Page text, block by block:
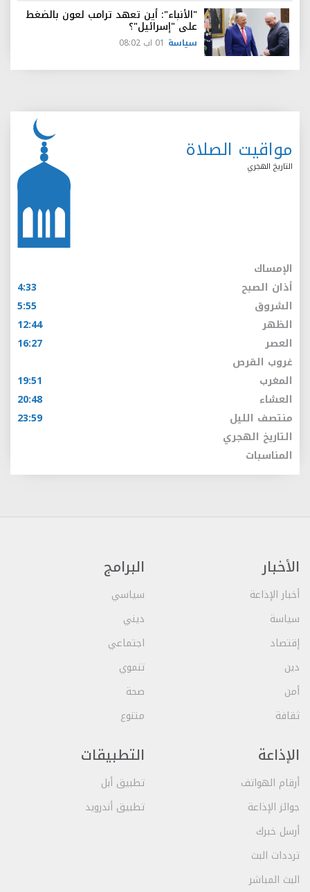
"الأنباء": أين تعهد ترامب لعون بالضغط
على "إسرائيل"؟
سياسة 01 اب 08:02
مواقيت الصلاة
التاريخ الهجري
الإمساك
أذان الصبح
4:33
الشروق
5:55
الظهر
12:44
العصر
16:27
غروب القرص
المغرب
19:51
العشاء
20:48
منتصف الليل
23:59
التاريخ الهجري
المناسبات
الأخبار
أخبار الإذاعة
سياسة
إقتصاد
دين
أمن
ثقافة
البرامج
سياسي
ديني
اجتماعي
تنموي
صحة
متنوع
الإذاعة
أرقام الهواتف
جوائز الإذاعة
أرسل خبرك
ترددات البث
البث المباشر
التطبيقات
تطبيق أبل
تطبيق أندرويد